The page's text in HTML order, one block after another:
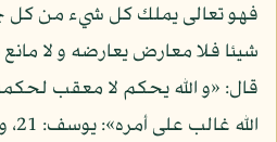
فهو تعالى يملك كل شيء من كل
شيئا فلا معارض يعارضه و لا